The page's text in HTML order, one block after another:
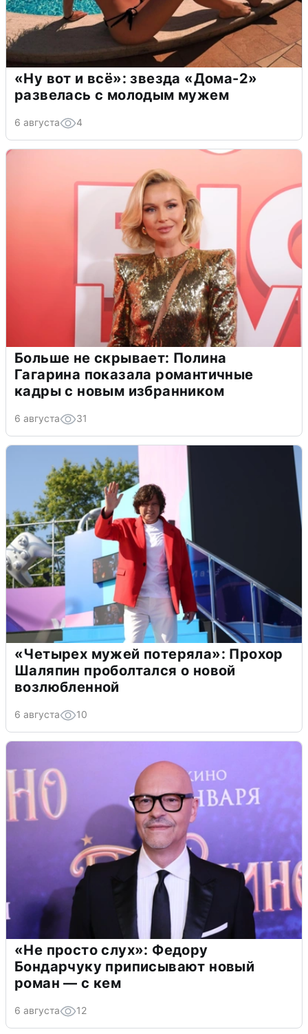
«Ну вот и всё»: звезда «Дома-2»
развелась с молодым мужем
6 августа 4
Больше не скрывает: Полина
Гагарина показала романтичные
кадры с новым избранником
6 августа 31
«Четырех мужей потеряла»: Прохор
Шаляпин проболтался о новой
возлюбленной
6 августа 10
«Не просто слух»: Федору
Бондарчуку приписывают новый
роман — с кем
6 августа 12